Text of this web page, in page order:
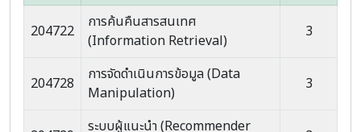
204722
การค้นคืนสารสนเทศ
(Information Retrieval)
3
204728
การจัดดำเนินการข้อมูล (Data
Manipulation)
3
ระบบผู้แนะนำ (Recommender